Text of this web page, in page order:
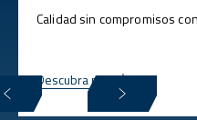
Calidad sin compromisos
Descubra más